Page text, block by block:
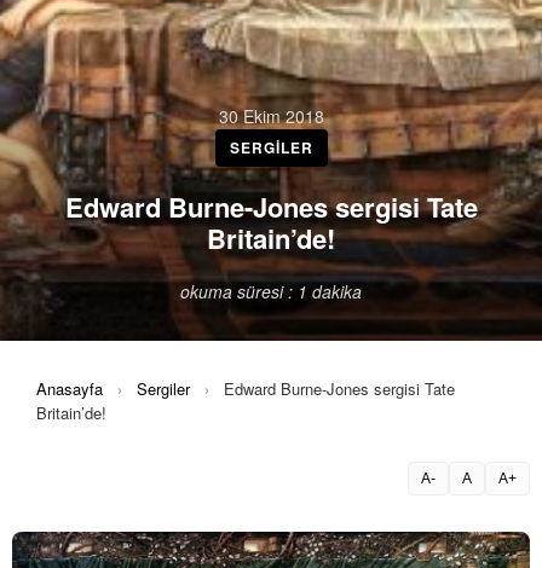
30 Ekim 2018
SERGILER
Edward Burne-Jones sergisi Tate
Britain’de!
okuma süresi : 1 dakika
Anasayfa › Sergiler ›
Edward Burne-Jones sergisi Tate
Britain’de!
A- A A+